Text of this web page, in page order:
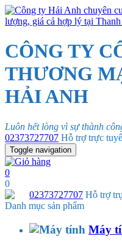
CÔNG TY
THƯƠNG
HẢI ANH
Luôn hết lòng vì sự thành
02373727707 Hỗ trợ trực
Toggle navigation
0
0
02373727707 Hỗ trợ
Danh mục sản phẩm
Máy